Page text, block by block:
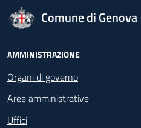
logo Unione Europea
Comune di Genova
Footer -
AMMINISTRAZIONE
Organi di governo
Aree amministrative
Uffici